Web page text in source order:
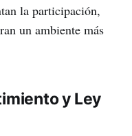
la participación,
un ambiente más
y Ley